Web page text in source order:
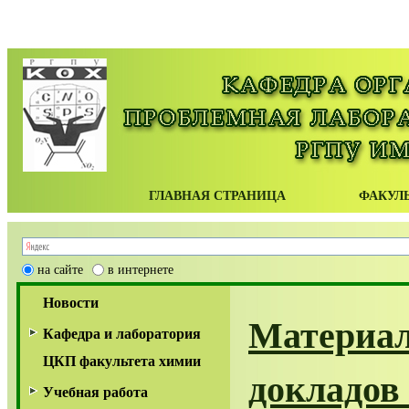
ГЛАВНАЯ СТРАНИЦА
на сайте в интернете
Новости
Кафедра и лаборатория
История
Преподаватели и
ЦКП факультета химии
Учебная работа
докладов